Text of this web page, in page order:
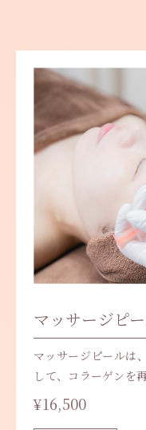
Tel.
- 元
〒640-8024
階受付
木曜日
土曜日
休診日：月・
マッサージピ
マッサージピールは
して、コラーゲンを
¥16,500